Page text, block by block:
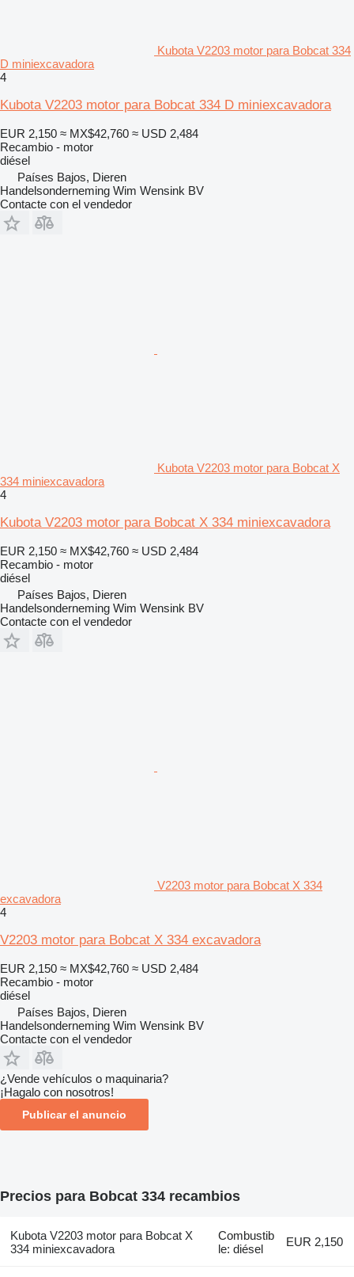
Kubota V2203 motor para Bobcat 334
D miniexcavadora
4
Kubota V2203 motor para Bobcat 334 D miniexcavadora
EUR 2,150 ≈ MX$42,760 ≈ USD 2,484
Recambio - motor
diésel
Países Bajos, Dieren
Handelsonderneming Wim Wensink BV
Contacte con el vendedor
Kubota V2203 motor para Bobcat X
334 miniexcavadora
4
Kubota V2203 motor para Bobcat X 334 miniexcavadora
EUR 2,150 ≈ MX$42,760 ≈ USD 2,484
Recambio - motor
diésel
Países Bajos, Dieren
Handelsonderneming Wim Wensink BV
Contacte con el vendedor
V2203 motor para Bobcat X 334
excavadora
4
V2203 motor para Bobcat X 334 excavadora
EUR 2,150 ≈ MX$42,760 ≈ USD 2,484
Recambio - motor
diésel
Países Bajos, Dieren
Handelsonderneming Wim Wensink BV
Contacte con el vendedor
¿Vende vehículos o maquinaria?
¡Hagalo con nosotros!
Publicar el anuncio
Precios para Bobcat 334 recambios
Kubota V2203 motor para Bobcat X
334 miniexcavadora
Combustib
le: diésel
EUR 2,150